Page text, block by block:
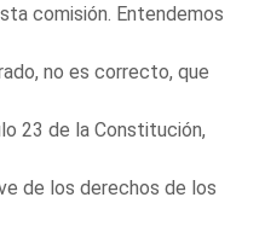
comisión. Entendemos
no es correcto, que
23 de la Constitución,
de los derechos de los